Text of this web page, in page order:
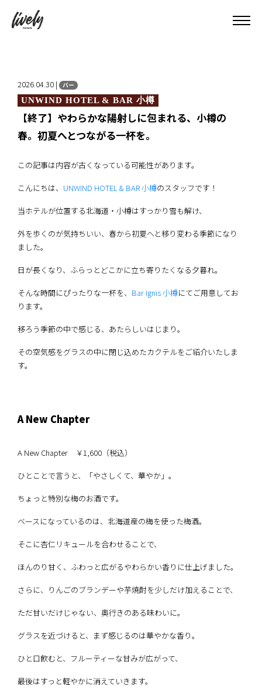
2026.04.30 | バー
UNWIND HOTEL & BAR 小樽
【終了】やわらかな陽射しに包まれる、小樽の
春。初夏へとつながる一杯を。
この記事は内容が古くなっている可能性があります。
こんにちは、 UNWIND HOTEL & BAR 小樽のスタッフです！
当ホテルが位置する北海道・小樽はすっかり雪も解け、
外を歩くのが気持ちいい、春から初夏へと移り変わる季節になり
ました。
日が長くなり、ふらっとどこかに立ち寄りたくなる夕暮れ。
そんな時間にぴったりな一杯を、 Bar Ignis 小樽にてご用意してお
ります。
移ろう季節の中で感じる、あたらしいはじまり。
その空気感をグラスの中に閉じ込めたカクテルをご紹介いたしま
す。
A New Chapter
A New Chapter ￥1,600（税込）
ひとことで言うと、「やさしくて、華やか」。
ちょっと特別な梅のお酒です。
ベースになっているのは、北海道産の梅を使った梅酒。
そこに杏仁リキュールを合わせることで、
ほんのり甘く、ふわっと広がるやわらかい香りに仕上げました。
さらに、りんごのブランデーや芋焼酎を少しだけ加えることで、
ただ甘いだけじゃない、奥行きのある味わいに。
グラスを近づけると、まず感じるのは華やかな香り。
ひと口飲むと、フルーティーな甘みが広がって、
最後はすっと軽やかに消えていきます。